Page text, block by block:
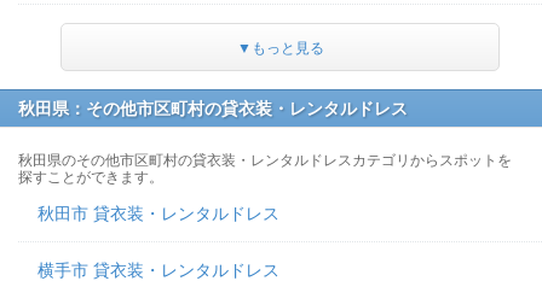
▼もっと見る
秋田県：その他市区町村の貸衣装・レンタルドレス
秋田県のその他市区町村の貸衣装・レンタルドレスカテゴリからスポットを
探すことができます。
秋田市 貸衣装・レンタルドレス
横手市 貸衣装・レンタルドレス